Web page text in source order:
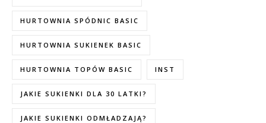
HURTOWNIA SPÓDNIC BASIC
HURTOWNIA SUKIENEK BASIC
HURTOWNIA TOPÓW BASIC INST
JAKIE SUKIENKI DLA 30 LATKI?
JAKIE SUKIENKI ODMŁADZAJĄ?